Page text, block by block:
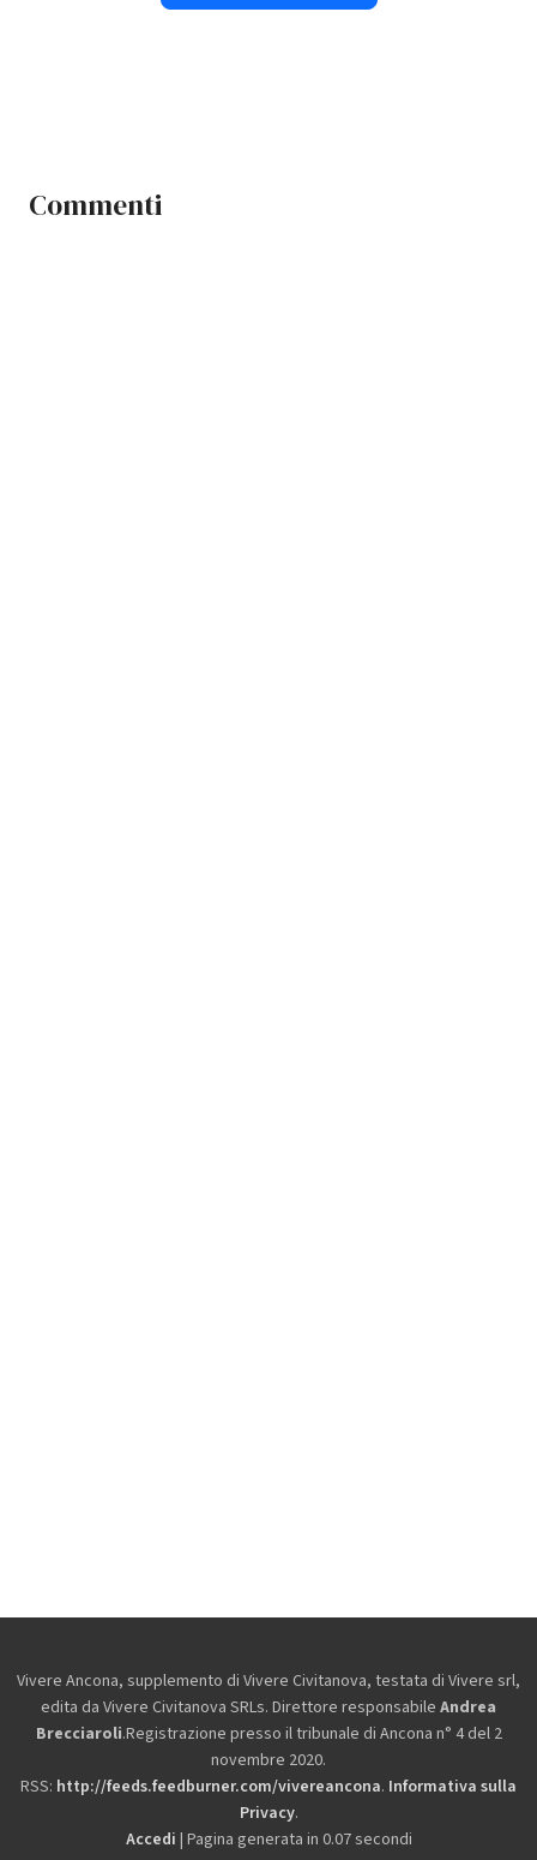
Commenti
Vivere Ancona, supplemento di Vivere Civitanova, testata di Vivere srl,
edita da Vivere Civitanova SRLs. Direttore responsabile Andrea
Brecciaroli.Registrazione presso il tribunale di Ancona n° 4 del 2
novembre 2020.
RSS: http://feeds.feedburner.com/vivereancona. Informativa sulla
Privacy.
Accedi | Pagina generata in 0.07 secondi